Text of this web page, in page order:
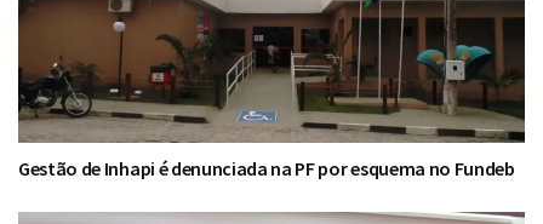
Gestão de Inhapi é denunciada na PF por esquema no Fundeb